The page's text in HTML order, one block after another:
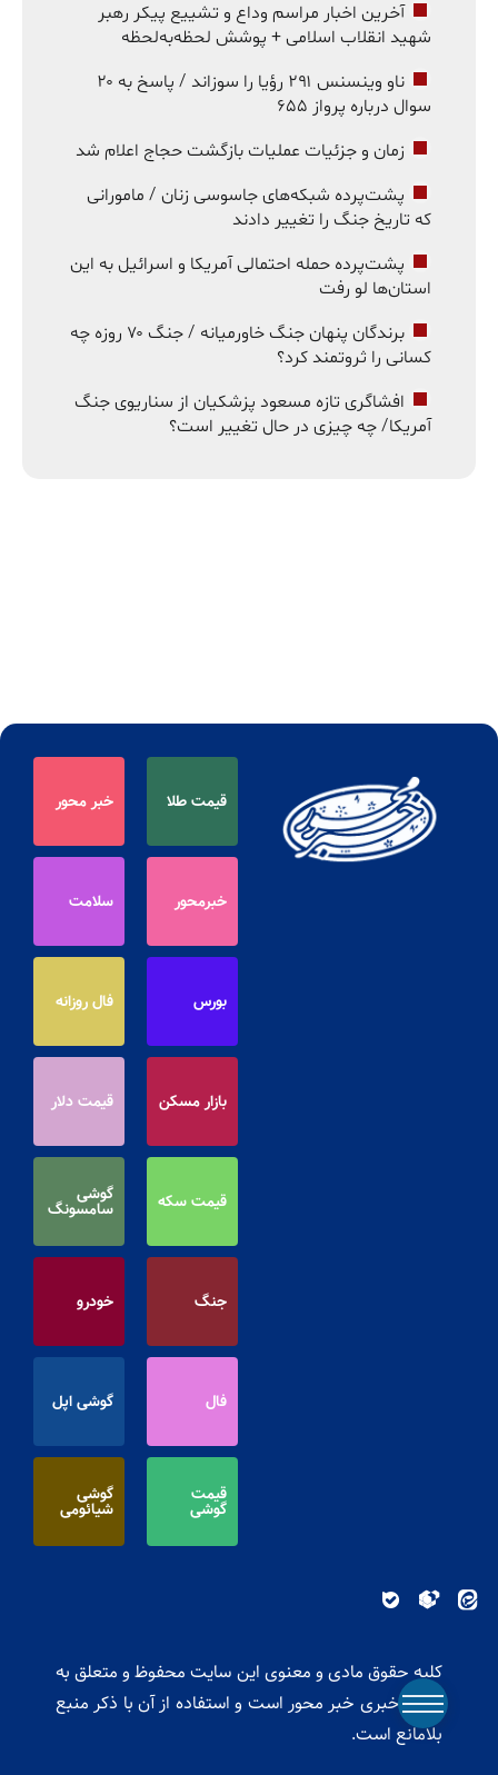
آخرین اخبار مراسم وداع و تشییع پیکر رهبر
شهید انقلاب اسلامی + پوشش لحظه‌به‌لحظه
ناو وینسنس ۲۹۱ رؤیا را سوزاند / پاسخ به ۲۰
سوال درباره پرواز ۶۵۵
زمان و جزئیات عملیات بازگشت حجاج اعلام شد
پشت‌پرده شبکه‌های جاسوسی زنان / مامورانی
که تاریخ جنگ را تغییر دادند
پشت‌پرده حمله احتمالی آمریکا و اسرائیل به این
استان‌ها لو رفت
برندگان پنهان جنگ خاورمیانه / جنگ ۷۰ روزه چه
کسانی را ثروتمند کرد؟
افشاگری تازه مسعود پزشکیان از سناریوی جنگ
آمریکا/ چه چیزی در حال تغییر است؟
قیمت طلا خبر محور
خبرمحور سلامت
بورس فال روزانه
بازار مسکن قیمت دلار
قیمت سکه گوشی
سامسونگ
جنگ خودرو
فال گوشی اپل
قیمت
گوشی
گوشی
شیائومی
کلیه حقوق مادی و معنوی این سایت محفوظ و متعلق به
پایگاه خبری خبر محور است و استفاده از آن با ذکر منبع
بلامانع است.